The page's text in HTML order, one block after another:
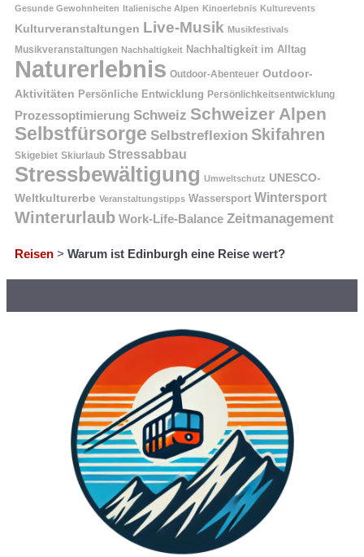
Gesunde Gewohnheiten Italienische Alpen Kinoerlebnis Kulturevents
Kulturveranstaltungen Live-Musik Musikfestivals
Musikveranstaltungen Nachhaltigkeit Nachhaltigkeit im Alltag
Naturerlebnis Outdoor-Abenteuer Outdoor-
Aktivitäten Persönliche Entwicklung Persönlichkeitsentwicklung
Prozessoptimierung Schweiz Schweizer Alpen
Selbstfürsorge Selbstreflexion Skifahren
Skigebiet Skiurlaub Stressabbau
Stressbewältigung Umweltschutz UNESCO-
Weltkulturerbe Veranstaltungstipps Wassersport Wintersport
Winterurlaub Work-Life-Balance Zeitmanagement
Reisen > Warum ist Edinburgh eine Reise wert?